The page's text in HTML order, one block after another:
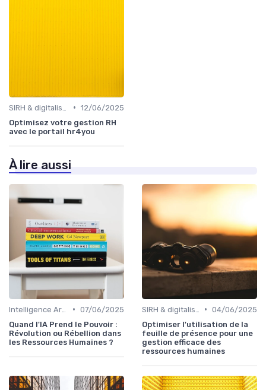
• 12/06/2025
Optimisez votre gestion RH
avec le portail hr4you
À lire aussi
• 07/06/2025
Quand l'IA Prend le Pouvoir :
Révolution ou Rébellion dans
les Ressources Humaines ?
• 04/06/2025
Optimiser l'utilisation de la
feuille de présence pour une
gestion efficace des
ressources humaines